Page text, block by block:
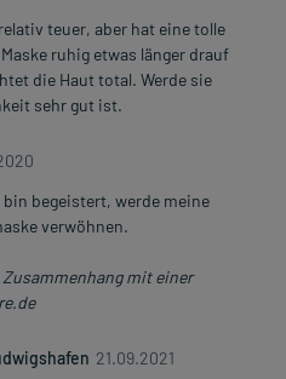
teuer, aber hat eine tolle
ruhig etwas länger drauf
die Haut total. Werde sie
sehr gut ist.
begeistert, werde meine
verwöhnen.
mit einer
21.09.2021